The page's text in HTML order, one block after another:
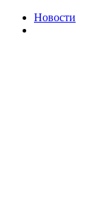
Новости